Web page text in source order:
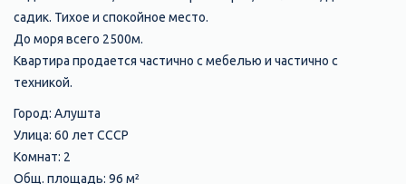
садик. Тихое и спокойное место.
До моря всего 2500м.
Квартира продается частично с мебелью и частично с
техникой.
Город: Алушта
Улица: 60 лет СССР
Комнат: 2
Общ. площадь: 96 м²